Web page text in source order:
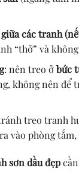
các tranh
“thở” và
: nên treo ởbức
không nên để
treo tranh
vào phòng tắm,
sơn dầu đẹp